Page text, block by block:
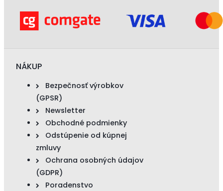
NÁKUP
Bezpečnosť výrobkov
(GPSR)
Newsletter
Obchodné podmienky
Odstúpenie od kúpnej
zmluvy
Ochrana osobných údajov
(GDPR)
Poradenstvo